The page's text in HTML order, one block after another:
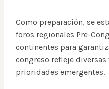
Como preparación, se
foros regionales Pre-
continentes para
congreso refleje diversas
prioridades emergentes.